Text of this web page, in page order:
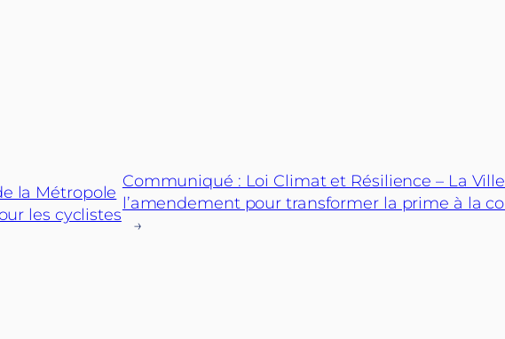
la Métropole
les cyclistes
Communiqué : Loi Climat et Résilience – La
l’amendement pour transformer la prime à la
→